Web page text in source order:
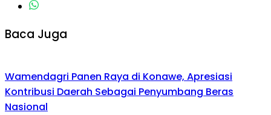
Baca Juga
Wamendagri Panen Raya di Konawe, Apresiasi
Kontribusi Daerah Sebagai Penyumbang Beras
Nasional